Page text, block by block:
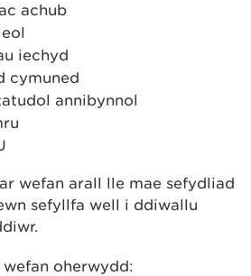
achub
iechyd
cymuned
annibynnol
wefan arall lle mae sefydliad
sefyllfa well i ddiwallu
oherwydd: